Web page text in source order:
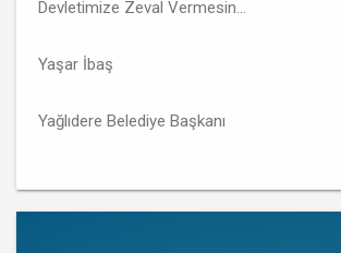
Devletimize Zeval Vermesin...
Yaşar İbaş
Yağlıdere Belediye Başkanı